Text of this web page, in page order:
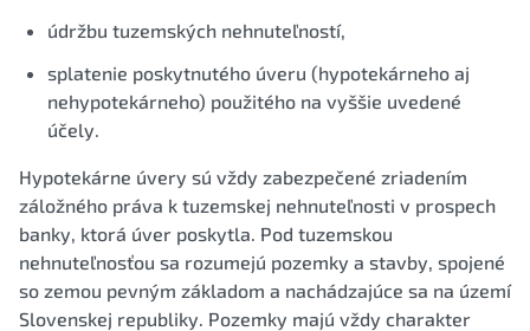
údržbu tuzemských nehnuteľností,
splatenie poskytnutého úveru (hypotekárneho aj
nehypotekárneho) použitého na vyššie uvedené
účely.
Hypotekárne úvery sú vždy zabezpečené zriadením
záložného práva k tuzemskej nehnuteľnosti v prospech
banky, ktorá úver poskytla. Pod tuzemskou
nehnuteľnosťou sa rozumejú pozemky a stavby, spojené
so zemou pevným základom a nachádzajúce sa na území
Slovenskej republiky. Pozemky majú vždy charakter